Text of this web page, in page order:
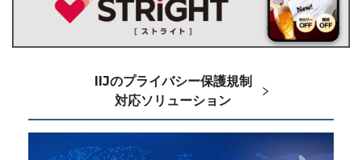
IIJのプライバシー保護規制
対応ソリューション